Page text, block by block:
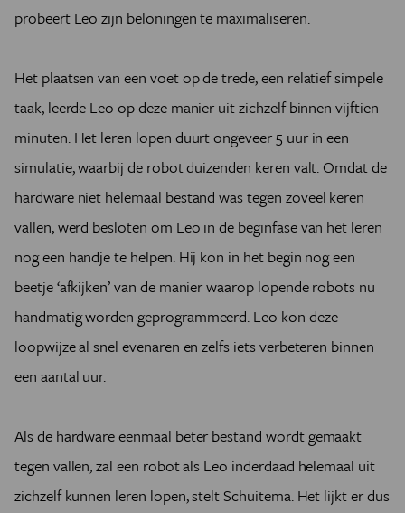
probeert Leo zijn beloningen te maximaliseren.
Het plaatsen van een voet op de trede, een relatief simpele
taak, leerde Leo op deze manier uit zichzelf binnen vijftien
minuten. Het leren lopen duurt ongeveer 5 uur in een
simulatie, waarbij de robot duizenden keren valt. Omdat de
hardware niet helemaal bestand was tegen zoveel keren
vallen, werd besloten om Leo in de beginfase van het leren
nog een handje te helpen. Hij kon in het begin nog een
beetje ‘afkijken’ van de manier waarop lopende robots nu
handmatig worden geprogrammeerd. Leo kon deze
loopwijze al snel evenaren en zelfs iets verbeteren binnen
een aantal uur.
Als de hardware eenmaal beter bestand wordt gemaakt
tegen vallen, zal een robot als Leo inderdaad helemaal uit
zichzelf kunnen leren lopen, stelt Schuitema. Het lijkt er dus